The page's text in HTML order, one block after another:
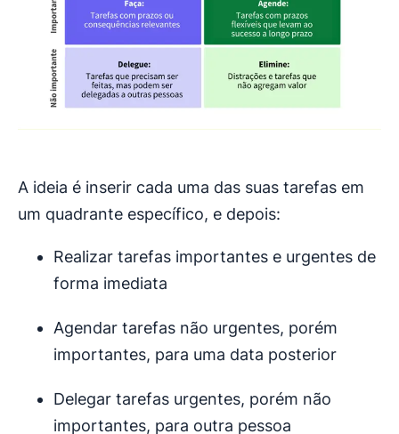
A ideia é inserir cada uma das suas tarefas em
um quadrante específico, e depois:
Realizar tarefas importantes e urgentes de
forma imediata
Agendar tarefas não urgentes, porém
importantes, para uma data posterior
Delegar tarefas urgentes, porém não
importantes, para outra pessoa